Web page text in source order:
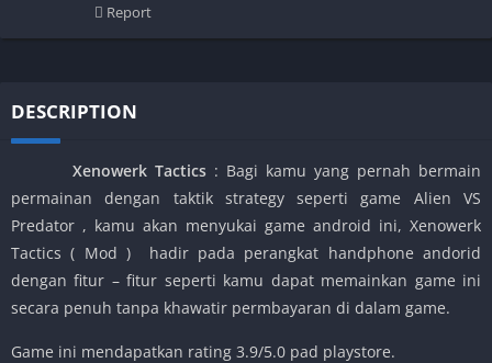
Report
DESCRIPTION
Xenowerk Tactics : Bagi kamu yang pernah bermain
permainan dengan taktik strategy seperti game Alien VS
Predator , kamu akan menyukai game android ini, Xenowerk
Tactics ( Mod ) hadir pada perangkat handphone andorid
dengan fitur – fitur seperti kamu dapat memainkan game ini
secara penuh tanpa khawatir permbayaran di dalam game.
Game ini mendapatkan rating 3.9/5.0 pad playstore.